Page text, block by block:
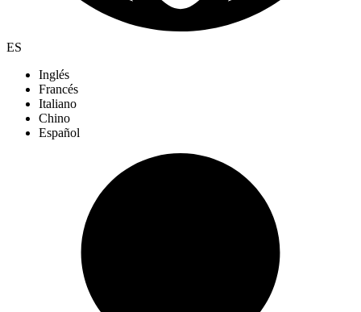
ES
Inglés
Francés
Italiano
Chino
Español